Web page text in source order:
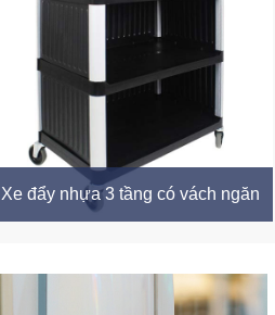
Xe đẩy nhựa 3 tầng có vách ngăn